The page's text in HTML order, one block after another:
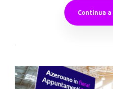
Continua a